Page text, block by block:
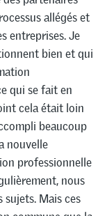
allégés et
entreprises. Je
bien et qui
qui se fait en
cela était loin
beaucoup
nouvelle
professionnelle
nous
Mais ces